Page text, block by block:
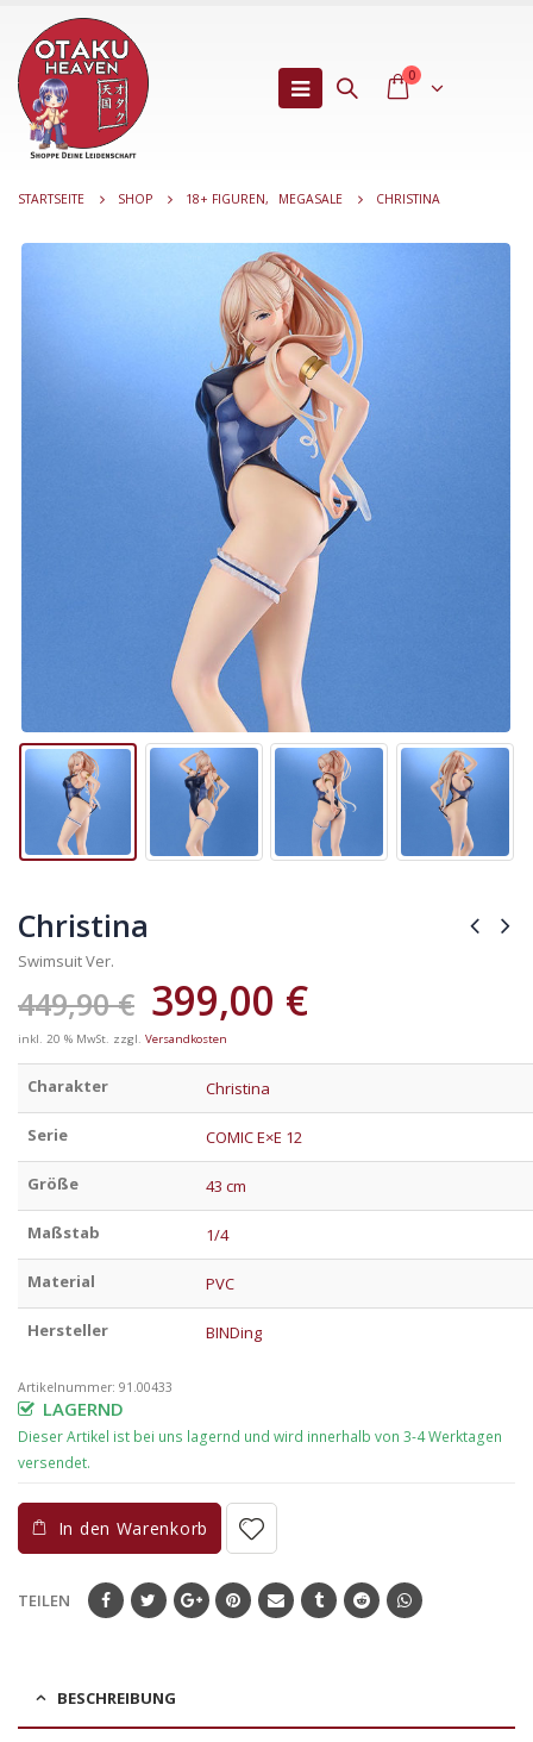
0
STARTSEITE SHOP 18+ FIGUREN, MEGASALE CHRISTINA
Christina
Swimsuit Ver.
449,90€ 399,00 €
inkl. 20 % MwSt. zzgl. Versandkosten
Charakter Christina
Serie COMIC E×E 12
Größe 43 cm
Maßstab 1/4
Material PVC
Hersteller BINDing
Artikelnummer: 91.00433
LAGERND
In den Warenkorb
TEILEN
BESCHREIBUNG